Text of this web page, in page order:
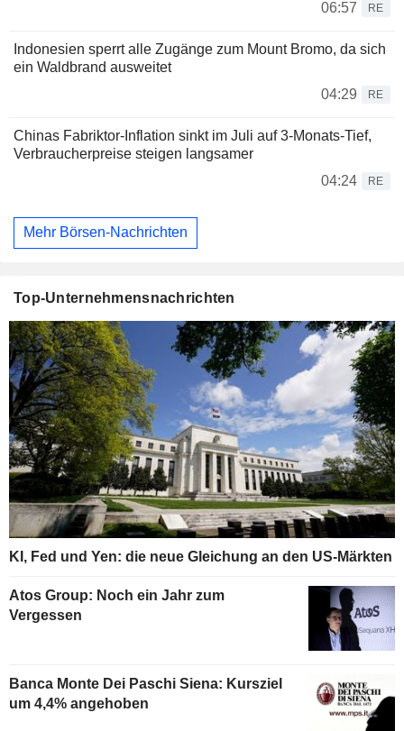
06:57
RE
Indonesien sperrt alle Zugänge zum Mount Bromo, da sich
ein Waldbrand ausweitet
04:29
RE
Chinas Fabriktor-Inflation sinkt im Juli auf 3-Monats-Tief,
Verbraucherpreise steigen langsamer
04:24
RE
Mehr Börsen-Nachrichten
Top-Unternehmensnachrichten
KI, Fed und Yen: die neue Gleichung an den US-Märkten
Atos Group: Noch ein Jahr zum
Vergessen
Banca Monte Dei Paschi Siena: Kursziel
um 4,4% angehoben